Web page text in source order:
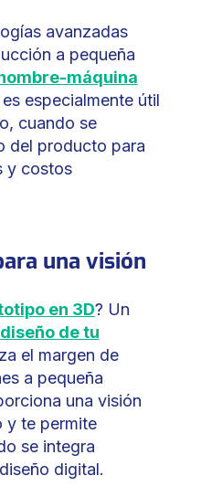
avanzadas
a pequeña
máquina
especialmente útil
cuando se
del producto para
y costos
una visión
en 3D? Un
de tu
el margen de
a pequeña
una visión
y te permite
se integra
digital.